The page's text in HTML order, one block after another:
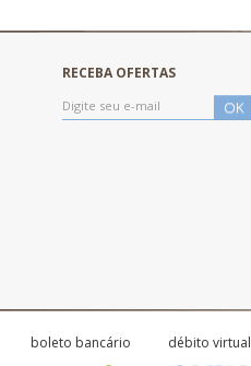
RECEBA OFERTAS
boleto bancário débito virtual